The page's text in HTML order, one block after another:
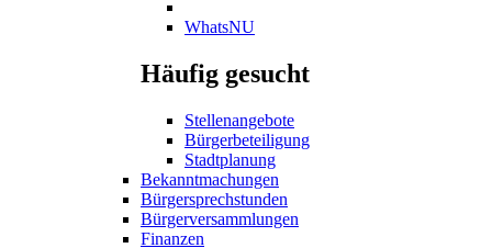
WhatsNU
Häufig gesucht
Stellenangebote
Bürgerbeteiligung
Stadtplanung
Bekanntmachungen
Bürgersprechstunden
Bürgerversammlungen
Finanzen